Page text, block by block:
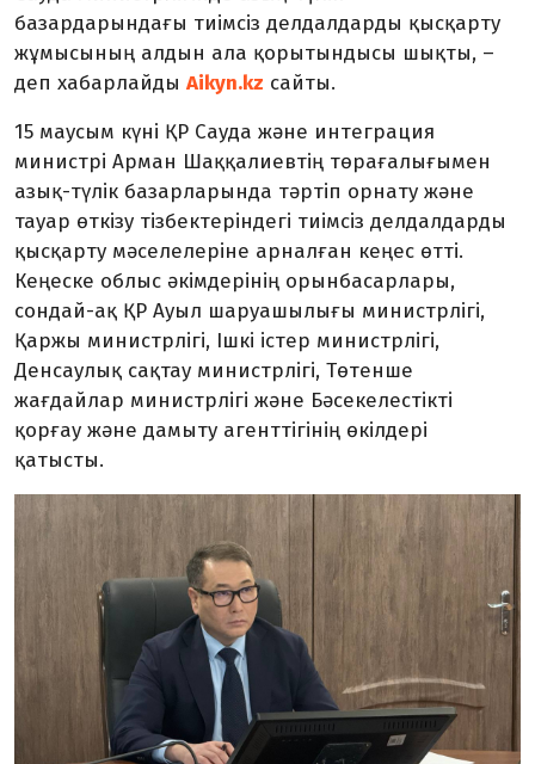
базардарындағы тиімсіз делдалдарды қысқарту
жұмысының алдын ала қорытындысы шықты, –
деп хабарлайды Aikyn.kz сайты.
15 маусым күні ҚР Сауда және интеграция
министрі Арман Шаққалиевтің төрағалығымен
азық-түлік базарларында тәртіп орнату және
тауар өткізу тізбектеріндегі тиімсіз делдалдарды
қысқарту мәселелеріне арналған кеңес өтті.
Кеңеске облыс әкімдерінің орынбасарлары,
сондай-ақ ҚР Ауыл шаруашылығы министрлігі,
Қаржы министрлігі, Ішкі істер министрлігі,
Денсаулық сақтау министрлігі, Төтенше
жағдайлар министрлігі және Бәсекелестікті
қорғау және дамыту агенттігінің өкілдері
қатысты.